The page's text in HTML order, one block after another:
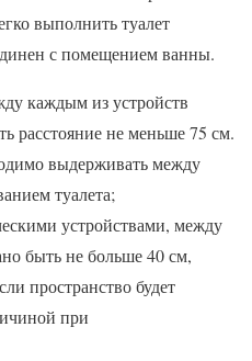
выполнить туалет
с помещением ванны.
каждым из устройств
расстояние не меньше 75 см.
выдерживать между
туалета;
устройствами, между
быть не больше 40 см,
пространство будет
при